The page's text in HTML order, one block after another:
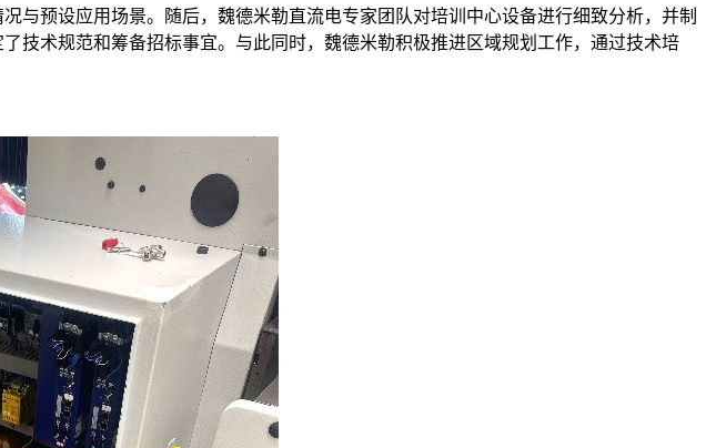
与预设应用场景。随后，魏德米勒直流电专家团队对培训中心设备进行细致分析，并制
技术规范和筹备招标事宜。与此同时，魏德米勒积极推进区域规划工作，通过技术培